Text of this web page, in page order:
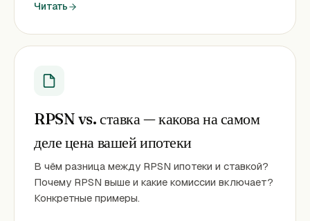
Читать
RPSN vs. ставка — какова на самом
деле цена вашей ипотеки
В чём разница между RPSN ипотеки и ставкой?
Почему RPSN выше и какие комиссии включает?
Конкретные примеры.